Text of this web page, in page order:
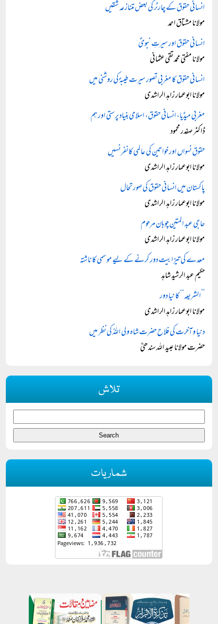
انسانی حقوق کے چارٹر کی بعض متنازعہ شقیں
مولانا مشتاق احمد
انسانی حقوق اور سیرتِ نبویؐ
مولانا مفتی محمد تقی عثمانی
انسانی حقوق کا مغربی تصور سیرت طیبہؐ کی روشنی میں
مولانا ابوعمار زاہد الراشدی
مغربی میڈیا، انسانی حقوق، اسلامی بنیاد پرستی اور ہم
ڈاکٹر صفدر محمود
حقوقِ نسواں اور خواتین کی عالمی کانفرنسیں
مولانا ابوعمار زاہد الراشدی
پاکستان میں انسانی حقوق کی صورتحال
مولانا ابوعمار زاہد الراشدی
حاجی عبد المتین چوہان مرحوم
مولانا ابوعمار زاہد الراشدی
معدے کی تیزابیت دور کرنے کے لیے موسمی کا ناشتہ
حکیم عبد الرشید شاہد
’’الشریعہ‘‘ کا نیا دور
مولانا ابوعمار زاہد الراشدی
دنیا و آخرت کی فلاح حضرت شاہ ولی اللہؒ کی نظر میں
حضرت مولانا عبید اللہ سندھیؒ
تلاش
شماریات